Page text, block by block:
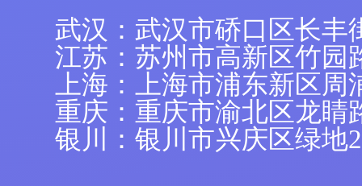
武汉：武汉市硚口区长丰
江苏：苏州市高新区竹园
上海：上海市浦东新区
重庆：重庆市渝北区龙睛
银川：银川市兴庆区绿地